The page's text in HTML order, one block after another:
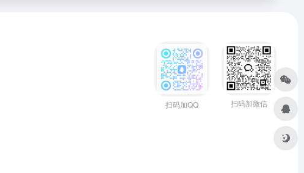
扫码加QQ 扫码加微信